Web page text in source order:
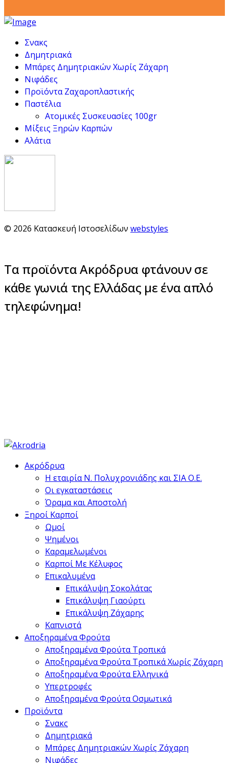
Σνακς
Δημητριακά
Μπάρες Δημητριακών Χωρίς Ζάχαρη
Νιφάδες
Προϊόντα Ζαχαροπλαστικής
Παστέλια
Ατομικές Συσκευασίες 100gr
Μίξεις Ξηρών Καρπών
Αλάτια
© 2026 Κατασκευή Ιστοσελίδων webstyles
Τα προϊόντα Ακρόδρυα φτάνουν σε
κάθε γωνιά της Ελλάδας με ένα απλό
τηλεφώνημα!
Ακρόδρυα
Η εταιρία Ν. Πολυχρονιάδης και ΣΙΑ Ο.Ε.
Οι εγκαταστάσεις
Όραμα και Αποστολή
Ξηροί Καρποί
Ωμοί
Ψημένοι
Καραμελωμένοι
Καρποί Με Κέλυφος
Επικαλυμένα
Επικάλυψη Σοκολάτας
Επικάλυψη Γιαούρτι
Επικάλυψη Ζάχαρης
Καπνιστά
Αποξηραμένα Φρούτα
Αποξηραμένα Φρούτα Τροπικά
Αποξηραμένα Φρούτα Τροπικά Χωρίς Ζάχαρη
Αποξηραμένα Φρούτα Ελληνικά
Υπερτροφές
Αποξηραμένα Φρούτα Οσμωτικά
Προϊόντα
Σνακς
Δημητριακά
Μπάρες Δημητριακών Χωρίς Ζάχαρη
Νιφάδες